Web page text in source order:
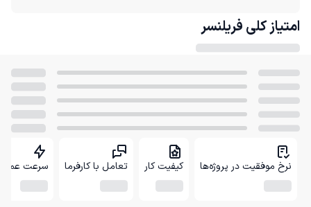
امتیاز کلی فریلنسر
نرخ موفقیت در پروژه‌ها کیفیت کار تعامل با کارفرما سرعت عمل